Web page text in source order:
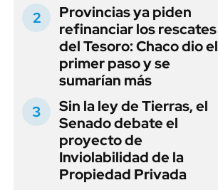
Provincias ya piden
refinanciar los rescates
del Tesoro: Chaco dio el
primer paso y se
sumarían más
Sin la ley de Tierras, el
Senado debate el
proyecto de
Inviolabilidad de la
Propiedad Privada